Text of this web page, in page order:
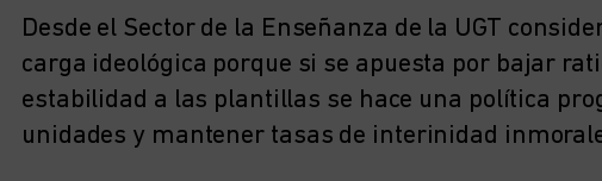
Desde el Sector de la Enseñanza de la UGT
carga ideológica porque si se apuesta por bajar
estabilidad a las plantillas se hace una política
unidades y mantener tasas de interinidad